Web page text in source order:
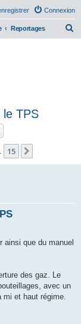
Connexion
Reportages
le TPS
15
ainsi que du manuel
des gaz. Le
avec un
mi et haut régime.